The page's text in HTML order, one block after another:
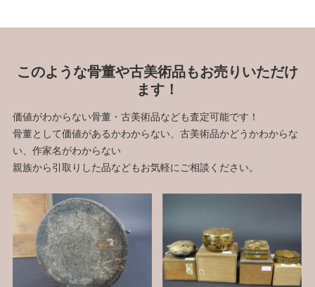
このような骨董や古美術品もお売りいただけ
ます！
価値がわからない骨董・古美術品なども査定可能です！
骨董として価値があるかわからない、古美術品かどうかわからな
い、作家名がわからない
親族から引取りした品などもお気軽にご相談ください。